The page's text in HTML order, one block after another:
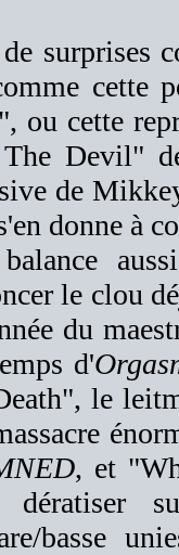
surprises
cette
ou cette
Devil"
de
donne à
le clou
du
d'
le
, et
dératiser
basse